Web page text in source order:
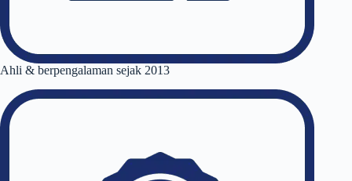
Ahli & berpengalaman sejak 2013